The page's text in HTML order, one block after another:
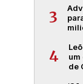
3
4
de